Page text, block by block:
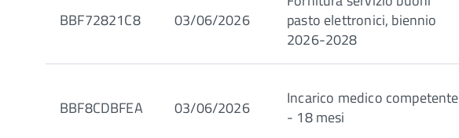
BBF72821C8 03/06/2026
pasto elettronici, biennio
2026-2028
BBF8CDBFEA 03/06/2026
Incarico medico competente
- 18 mesi